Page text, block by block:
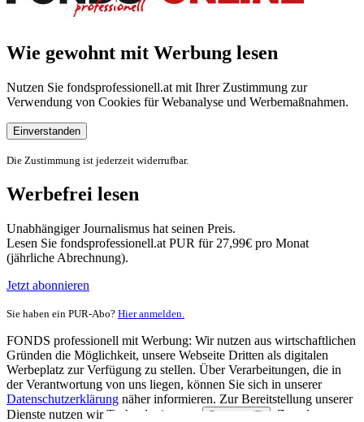
Wie gewohnt mit Werbung lesen
Nutzen Sie fondsprofessionell.at mit Ihrer Zustimmung zur
Verwendung von Cookies für Webanalyse und Werbemaßnahmen.
Einverstanden
Die Zustimmung ist jederzeit widerrufbar.
Werbefrei lesen
Unabhängiger Journalismus hat seinen Preis.
Lesen Sie fondsprofessionell.at PUR für 27,99€ pro Monat
(jährliche Abrechnung).
Jetzt abonnieren
Sie haben ein PUR-Abo? Hier anmelden.
FONDS professionell mit Werbung: Wir nutzen aus wirtschaftlichen
Gründen die Möglichkeit, unsere Webseite Dritten als digitalen
Werbeplatz zur Verfügung zu stellen. Über Verarbeitungen, die in
der Verantwortung von uns liegen, können Sie sich in unserer
Datenschutzerklärung näher informieren. Zur Bereitstellung unserer
Dienste nutzen wir Technologien von
Partnern (5)
. Zwecke: